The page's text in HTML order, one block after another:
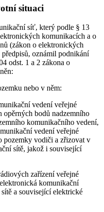
situaci
síť, který podle § 13
komunikacích a o
(zákon o elektronických
oznámil podnikání
odst. 1 a 2 zákona o
nebo v něm:
vedení veřejné
opěrných bodů nadzemního
komunikačního vedení,
vedení veřejné
pozemky vodiči a zřizovat v
sítě, jakož i související
zařízení veřejné
komunikační
a související elektrické